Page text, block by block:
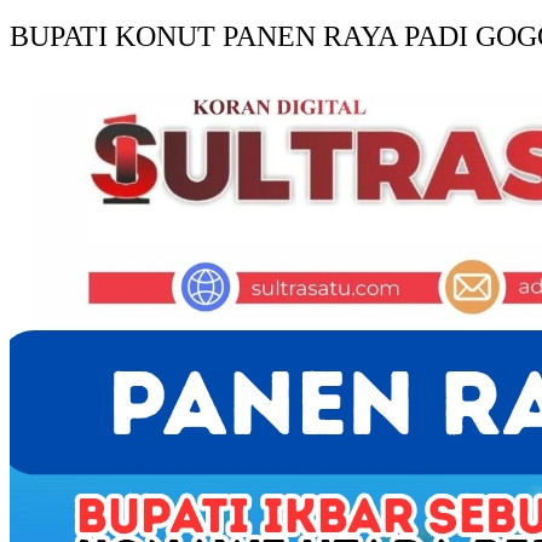
BUPATI KONUT PANEN RAYA PADI